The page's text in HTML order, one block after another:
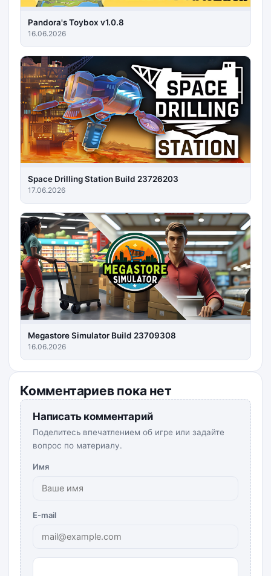
Pandora's Toybox v1.0.8
16.06.2026
Space Drilling Station Build 23726203
17.06.2026
Megastore Simulator Build 23709308
16.06.2026
Комментариев пока нет
Написать комментарий
Поделитесь впечатлением об игре или задайте
вопрос по материалу.
Имя
E-mail